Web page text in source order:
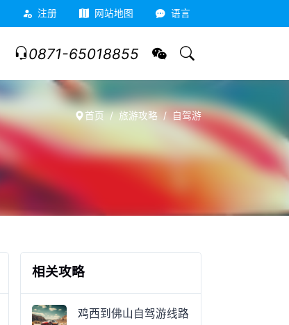
注册 网站地图 语言
0871-65018855
首页 旅游攻略 自驾游
相关攻略
鸡西到佛山自驾游线路